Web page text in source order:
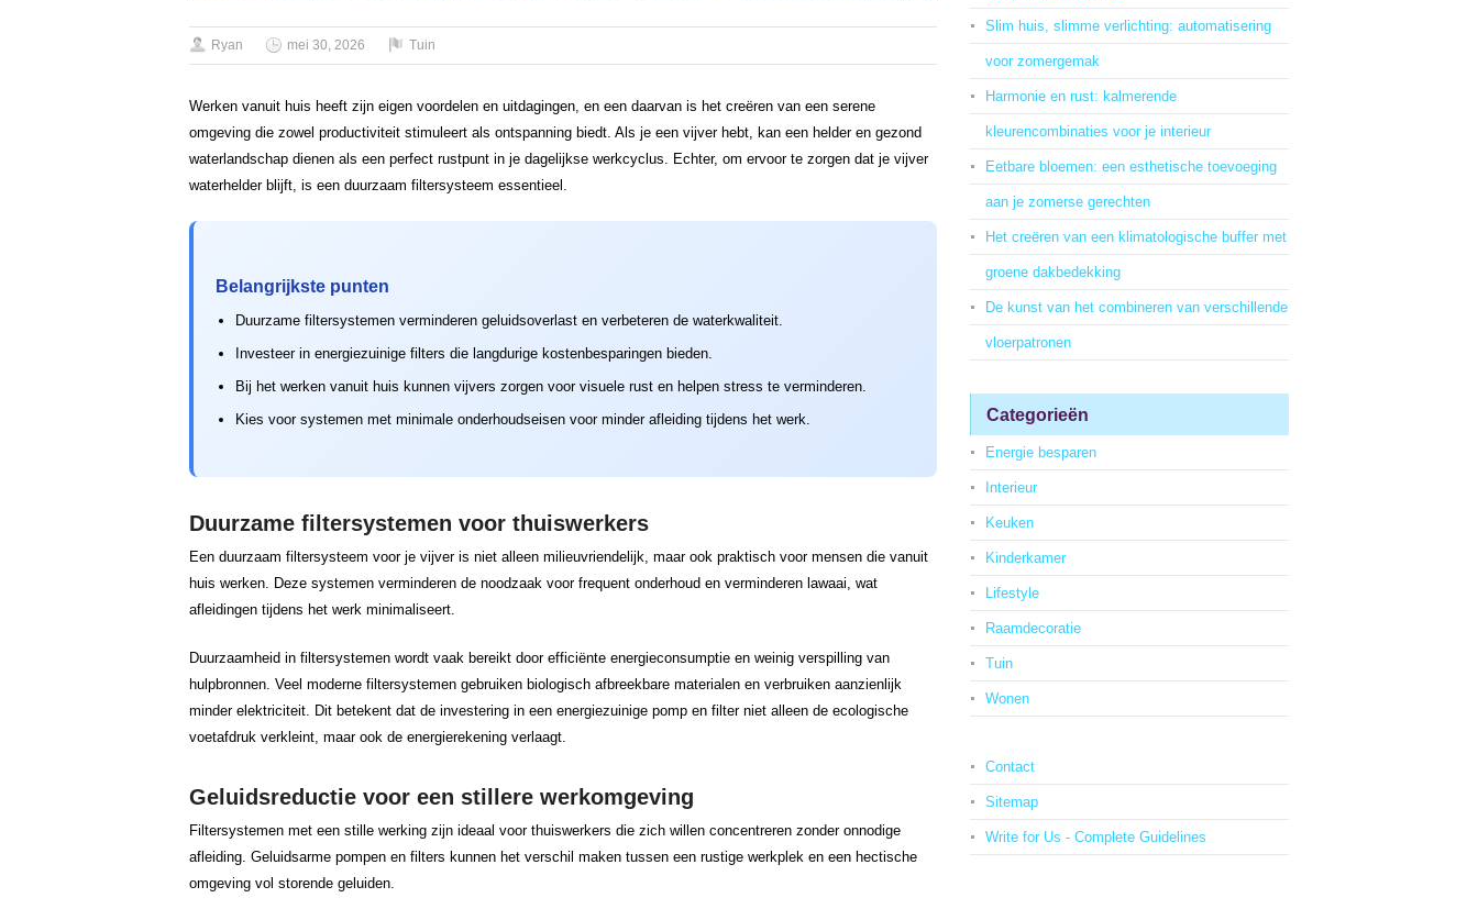
Ryan mei 30, 2026 Tuin
Werken vanuit huis heeft zijn eigen voordelen en uitdagingen, en een daarvan is het creëren van een serene
omgeving die zowel productiviteit stimuleert als ontspanning biedt. Als je een vijver hebt, kan een helder en gezond
waterlandschap dienen als een perfect rustpunt in je dagelijkse werkcyclus. Echter, om ervoor te zorgen dat je vijver
waterhelder blijft, is een duurzaam filtersysteem essentieel.
Belangrijkste punten
Duurzame filtersystemen verminderen geluidsoverlast en verbeteren de waterkwaliteit.
Investeer in energiezuinige filters die langdurige kostenbesparingen bieden.
Bij het werken vanuit huis kunnen vijvers zorgen voor visuele rust en helpen stress te verminderen.
Kies voor systemen met minimale onderhoudseisen voor minder afleiding tijdens het werk.
Duurzame filtersystemen voor thuiswerkers
Een duurzaam filtersysteem voor je vijver is niet alleen milieuvriendelijk, maar ook praktisch voor mensen die vanuit
huis werken. Deze systemen verminderen de noodzaak voor frequent onderhoud en verminderen lawaai, wat
afleidingen tijdens het werk minimaliseert.
Duurzaamheid in filtersystemen wordt vaak bereikt door efficiënte energieconsumptie en weinig verspilling van
hulpbronnen. Veel moderne filtersystemen gebruiken biologisch afbreekbare materialen en verbruiken aanzienlijk
minder elektriciteit. Dit betekent dat de investering in een energiezuinige pomp en filter niet alleen de ecologische
voetafdruk verkleint, maar ook de energierekening verlaagt.
Geluidsreductie voor een stillere werkomgeving
Filtersystemen met een stille werking zijn ideaal voor thuiswerkers die zich willen concentreren zonder onnodige
afleiding. Geluidsarme pompen en filters kunnen het verschil maken tussen een rustige werkplek en een hectische
omgeving vol storende geluiden.
Slim huis, slimme verlichting: automatisering
voor zomergemak
Harmonie en rust: kalmerende
kleurencombinaties voor je interieur
Eetbare bloemen: een esthetische toevoeging
aan je zomerse gerechten
Het creëren van een klimatologische buffer met
groene dakbedekking
De kunst van het combineren van verschillende
vloerpatronen
Categorieën
Energie besparen
Interieur
Keuken
Kinderkamer
Lifestyle
Raamdecoratie
Tuin
Wonen
Contact
Sitemap
Write for Us - Complete Guidelines